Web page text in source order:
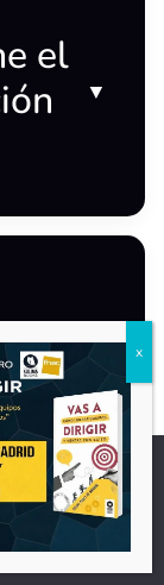
el
▼
la mejor
este sitio,
ello.